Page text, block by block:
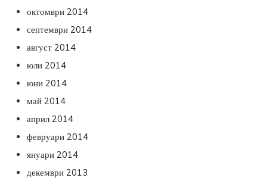
октомври 2014
септември 2014
август 2014
юли 2014
юни 2014
май 2014
април 2014
февруари 2014
януари 2014
декември 2013